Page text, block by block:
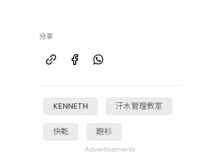
分享
KENNETH 汗水管理教室
快乾 跑衫
Advertisements